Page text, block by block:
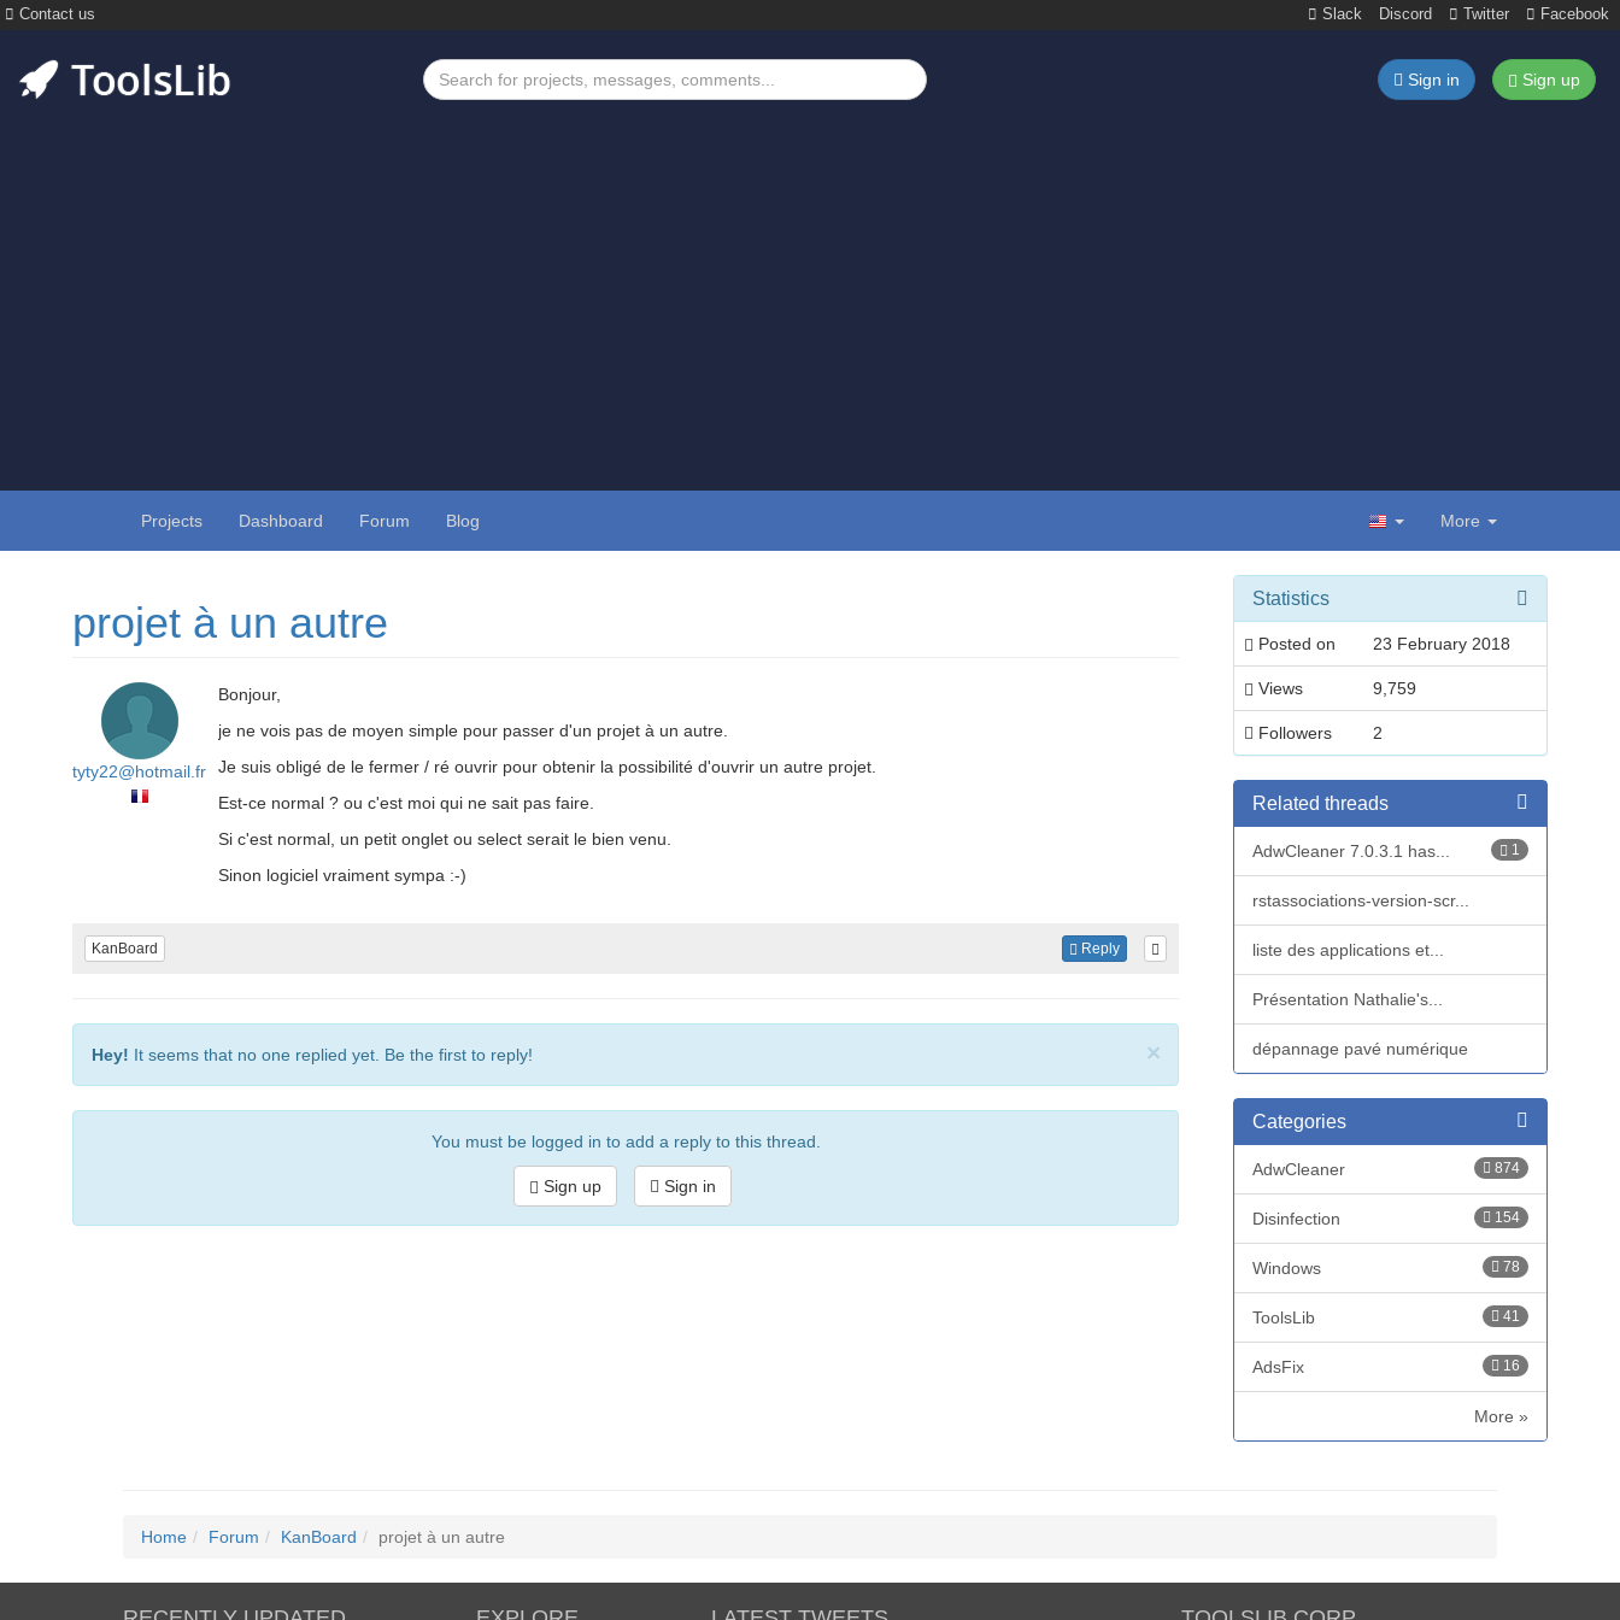
Contact us Slack Discord Twitter Facebook
Sign in Sign up
Projects Dashboard Forum Blog More
projet à un autre
tyty22@hotmail.fr
Bonjour,
je ne vois pas de moyen simple pour passer d'un projet à un autre.
Je suis obligé de le fermer / ré ouvrir pour obtenir la possibilité d'ouvrir un autre projet.
Est-ce normal ? ou c'est moi qui ne sait pas faire.
Si c'est normal, un petit onglet ou select serait le bien venu.
Sinon logiciel vraiment sympa :-)
KanBoard Reply
×
Hey! It seems that no one replied yet. Be the first to reply!
You must be logged in to add a reply to this thread.
Sign up Sign in
Statistics
Posted on 23 February 2018
Views 9,759
Followers 2
Related threads
1
AdwCleaner 7.0.3.1 has...
rstassociations-version-scr...
liste des applications et...
Présentation Nathalie's...
dépannage pavé numérique
Categories
874
AdwCleaner
154
Disinfection
78
Windows
41
ToolsLib
16
AdsFix
More »
Home Forum KanBoard projet à un autre